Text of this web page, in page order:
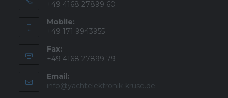
+49 4168 27899 60
Mobile:
+49 171 9943955
Fax:
+49 4168 27899 79
Email:
info@yachtelektronik-kruse.de